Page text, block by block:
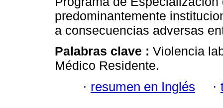
predominantemente
a consecuencias adversas
Palabras clave : Violencia
Médico Residente.
· resumen en Inglés ·